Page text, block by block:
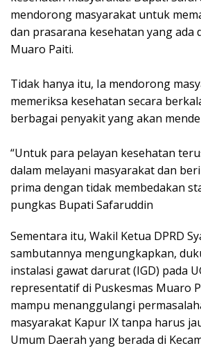
mendorong masyarakat untuk
dan prasarana kesehatan yang ada
Muaro Paiti.
Tidak hanya itu, Ia mendorong
memeriksa kesehatan secara
berbagai penyakit yang akan
“Untuk para pelayan kesehatan
dalam melayani masyarakat dan
prima dengan tidak membedakan
pungkas Bupati Safaruddin
Sementara itu, Wakil Ketua DPRD
sambutannya mengungkapkan,
instalasi gawat darurat (IGD) pada
representatif di Puskesmas Muaro
mampu menanggulangi
masyarakat Kapur IX tanpa harus
Umum Daerah yang berada di